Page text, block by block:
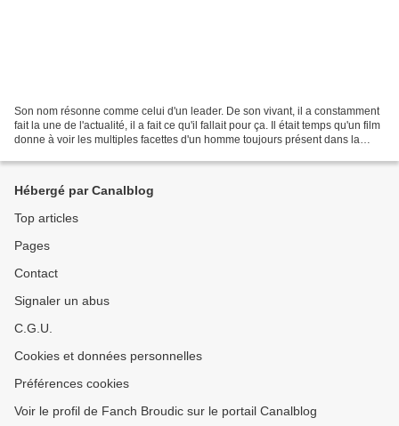
Son nom résonne comme celui d'un leader. De son vivant, il a constamment
fait la une de l'actualité, il a fait ce qu'il fallait pour ça. Il était temps qu'un film
donne à voir les multiples facettes d'un homme toujours présent dans la
Hébergé par Canalblog
Top articles
Pages
Contact
Signaler un abus
C.G.U.
Cookies et données personnelles
Préférences cookies
Voir le profil de Fanch Broudic sur le portail Canalblog